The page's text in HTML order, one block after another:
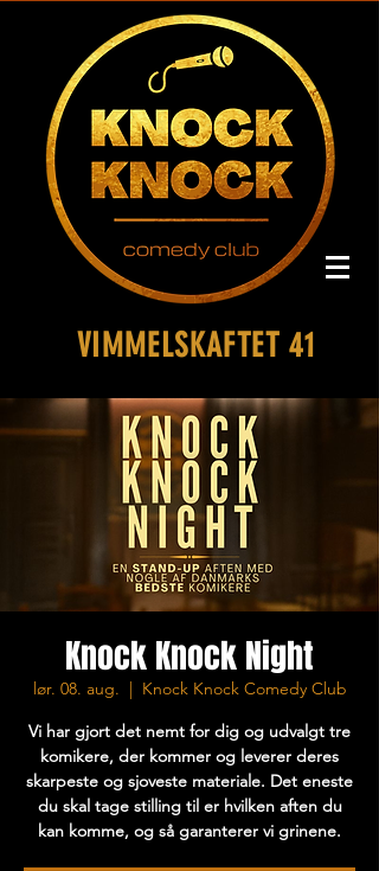
VIMMELSKAFTET 41
Knock Knock Night
lør. 08. aug.
  |
Knock Knock Comedy Club
Vi har gjort det nemt for dig og udvalgt tre
komikere, der kommer og leverer deres
skarpeste og sjoveste materiale. Det eneste
du skal tage stilling til er hvilken aften du
kan komme, og så garanterer vi grinene.